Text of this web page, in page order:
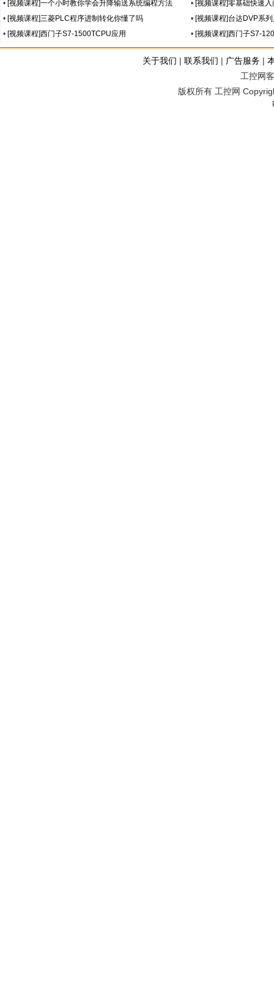
• [视频课程]一个小时教你学会升降输送系统编程方法 • [视频课程]零基础快速
• [视频课程]三菱PLC程序进制转化你懂了吗 •[视频课程]台达DVP系
• [视频课程]西门子S7-1500TCPU应用 •[视频课程]西门子S7-1200
关于我们 | 联系我们 | 广告服务 |
工控网
版权所有 工控网